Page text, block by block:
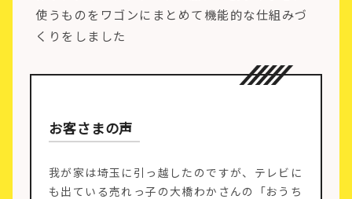
使うものをワゴンにまとめて機能的な仕組みづ
くりをしました
お客さまの声
我が家は埼玉に引っ越したのですが、テレビに
も出ている売れっ子の大橋わかさんの「おうち